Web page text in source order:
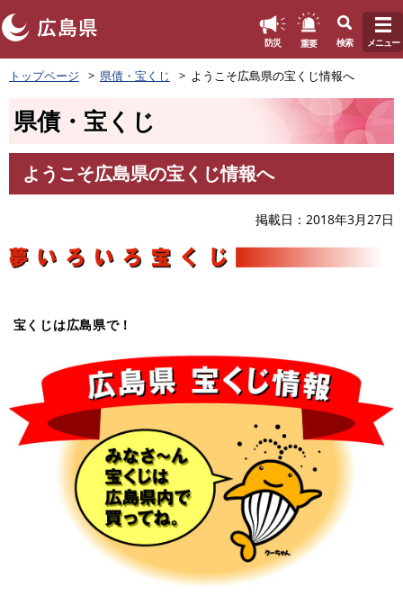
ペ
ー
頭
す
防災 重要 検索 メニュー
トップページ 県債・宝くじ ようこそ広島県の宝くじ情報へ
県債・宝くじ
文
ようこそ広島県の宝くじ情報へ
掲載日 2018年3月27日
宝くじは広島県で！